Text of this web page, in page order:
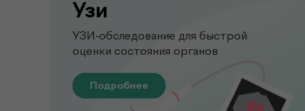
Узи
УЗИ-обследование для быстрой
оценки состояния органов
Подробнее